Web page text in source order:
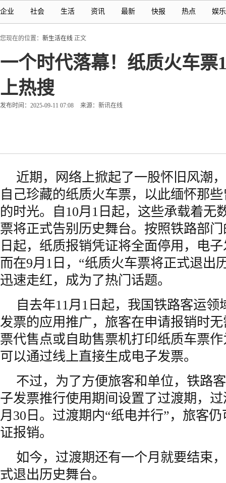
企业 社会 生活 资讯 最新 快报 热点 娱乐
您现在的位置： 新生活在线 正文
一个时代落幕！纸质火车
上热搜
发布时间：2025-09-11 07:08 来源：新讯在线
近期，网络上掀起了一股怀旧风潮
自己珍藏的纸质火车票，以此缅怀那
的时光。自10月1日起，这些承载着无
票将正式告别历史舞台。按照铁路部
日起，纸质报销凭证将全面停用，电
而在9月1日，“纸质火车票将正式退出
迅速走红，成为了热门话题。
自去年11月1日起，我国铁路客运
发票的应用推广，旅客在申请报销时
票代售点或自助售票机打印纸质车票
可以通过线上直接生成电子发票。
不过，为了方便旅客和单位，铁路
子发票推行使用期间设置了过渡期，过
月30日。过渡期内“纸电并行”，旅客
证报销。
如今，过渡期还有一个月就要结束
式退出历史舞台。